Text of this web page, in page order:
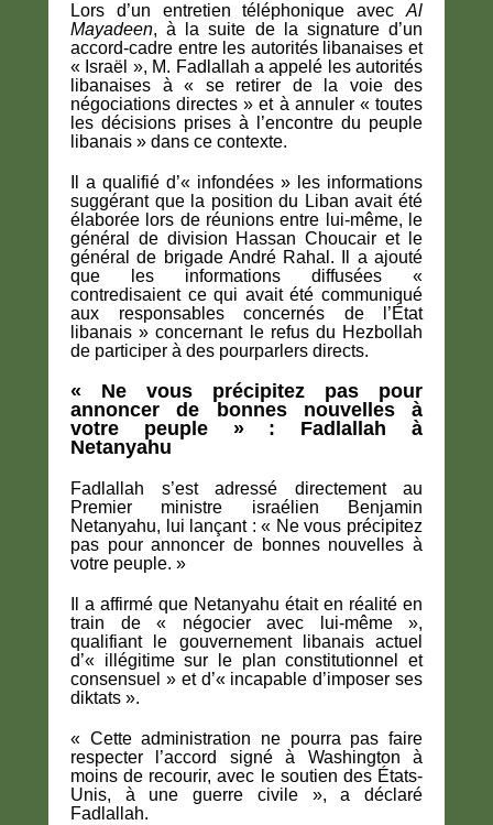
Lors d’un entretien téléphonique avec Al
Mayadeen, à la suite de la signature d’un
accord-cadre entre les autorités libanaises et
« Israël », M. Fadlallah a appelé les autorités
libanaises à « se retirer de la voie des
négociations directes » et à annuler « toutes
les décisions prises à l’encontre du peuple
libanais » dans ce contexte.
Il a qualifié d’« infondées » les informations
suggérant que la position du Liban avait été
élaborée lors de réunions entre lui-même, le
général de division Hassan Choucair et le
général de brigade André Rahal. Il a ajouté
que les informations diffusées «
contredisaient ce qui avait été communiqué
aux responsables concernés de l’État
libanais » concernant le refus du Hezbollah
de participer à des pourparlers directs.
« Ne vous précipitez pas pour
annoncer de bonnes nouvelles à
votre peuple » : Fadlallah à
Netanyahu
Fadlallah s’est adressé directement au
Premier ministre israélien Benjamin
Netanyahu, lui lançant : « Ne vous précipitez
pas pour annoncer de bonnes nouvelles à
votre peuple. »
Il a affirmé que Netanyahu était en réalité en
train de « négocier avec lui-même »,
qualifiant le gouvernement libanais actuel
d’« illégitime sur le plan constitutionnel et
consensuel » et d’« incapable d’imposer ses
diktats ».
« Cette administration ne pourra pas faire
respecter l’accord signé à Washington à
moins de recourir, avec le soutien des États-
Unis, à une guerre civile », a déclaré
Fadlallah.